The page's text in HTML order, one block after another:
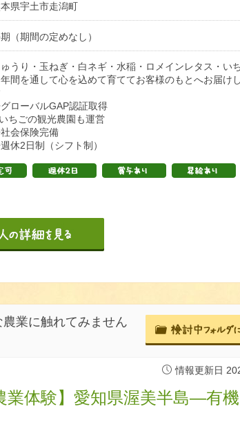
県宇土市走潟町
（期間の定めなし）
ゅうり・玉ねぎ・白ネギ・水稲・ロメインレタス・い
間を通して心を込めて育ててお客様のもとへお届け
ローバルGAP認証取得
ちごの観光農園も運営
会保険完備
休2日制（シフト制）
業に触れてみません
情報更新日
業体験】愛知県渥美半島―有